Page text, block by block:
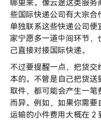
哪里来。像云途这类服务
些国际快递公司有大宗
单独联系这些快递公司
家宁愿多一道中间环节，
己直接对接国际快递。
不过要提醒一点，把货
本的。不管是自己把货
取件，都可能会产生一笔
而异。例如，如果你需
运输的小件费用大概在 2